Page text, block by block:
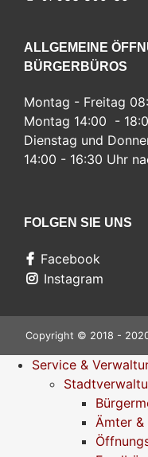
ALLGEMEINE
BÜRGERBÜROS
Montag - Freitag
Montag 14:00 -
Dienstag und
14:00 - 16:30 Uhr
FOLGEN SIE UNS
Facebook
Instagram
Copyright © 2018 -
Service &
Ämter